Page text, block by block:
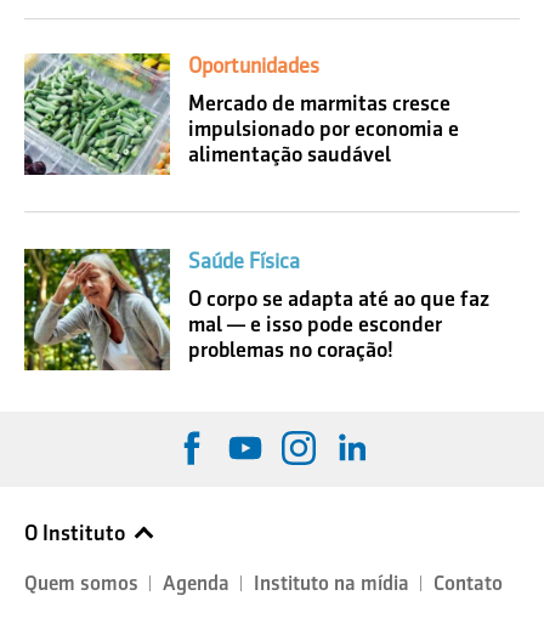
Oportunidades
Mercado de marmitas cresce
impulsionado por economia e
alimentação saudável
Saúde Física
O corpo se adapta até ao que faz
mal — e isso pode esconder
problemas no coração!
O Instituto
Quem somos Agenda Instituto na mídia
Contato